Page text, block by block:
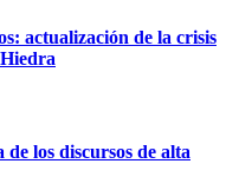
actualización de la crisis
los discursos de alta